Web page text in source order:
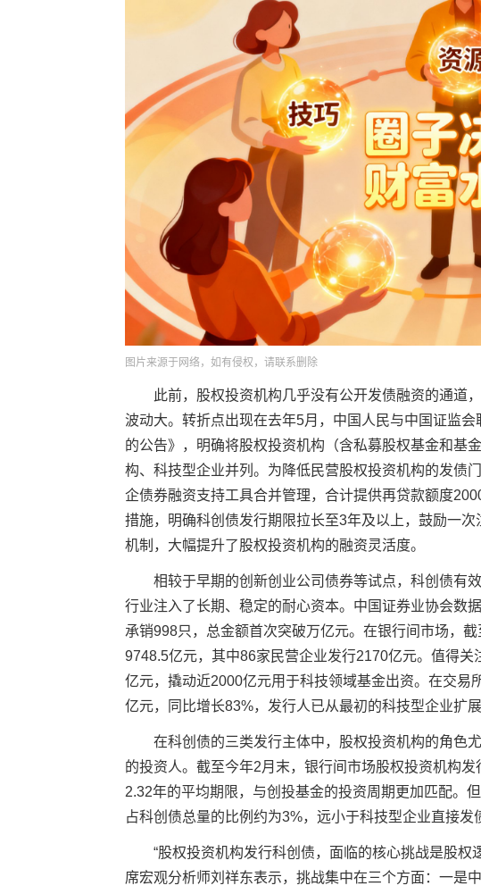
图片来源于网络，如有侵权，请联系删除
此前，股权投资机构几乎没有公开发债融资的通道，
波动大。转折点出现在去年5月，中国人民与中国证监会
的公告》，明确将股权投资机构（含私募股权基金和基
构、科技型企业并列。为降低民营股权投资机构的发债
企债券融资支持工具合并管理，合计提供再贷款额度
措施，明确科创债发行期限拉长至3年及以上，鼓励一
机制，大幅提升了股权投资机构的融资灵活度。
相较于早期的创新创业公司债券等试点，科创债有
行业注入了长期、稳定的耐心资本。中国证券业协会数
承销998只，总金额首次突破万亿元。在银行间市场，
9748.5亿元，其中86家民营企业发行2170亿元。值得
亿元，撬动近2000亿元用于科技领域基金出资。在交
亿元，同比增长83%，发行人已从最初的科技型企业扩
在科创债的三类发行主体中，股权投资机构的角色
的投资人。截至今年2月末， 银行间市场股权投资机构
2.32年的平均期限，与创投基金的投资周期更加匹配。
占科创债总量的比例约为3%，远小于科技型企业直接发
“股权投资机构发行科创债，面临的核心挑战是股权
席宏观分析师刘祥东表示，挑战集中在三个方面：一是